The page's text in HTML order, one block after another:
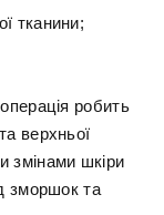
тканини;
робить
верхньої
змінами шкіри
зморшок та